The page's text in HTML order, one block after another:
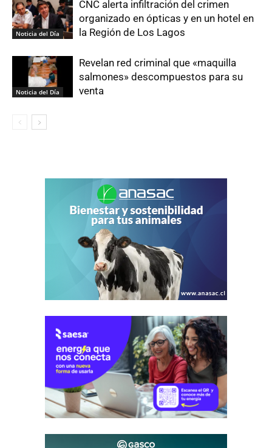
Noticia del Día
CNC alerta infiltración del crimen
organizado en ópticas y en un hotel en
la Región de Los Lagos
Noticia del Día
Revelan red criminal que «maquilla
salmones» descompuestos para su
venta